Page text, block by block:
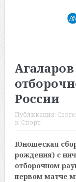
России
Публикация:
в: Спорт
Юношеская
рождения) с
отборочном
первом матче